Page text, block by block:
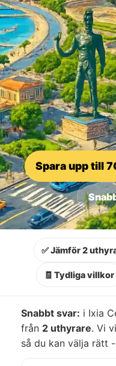
Spara upp till
✅ Jämför 2
🧾 Tydliga villkor
Snabbt svar: i Ixia
från 2 uthyrare. Vi
så du kan välja rätt